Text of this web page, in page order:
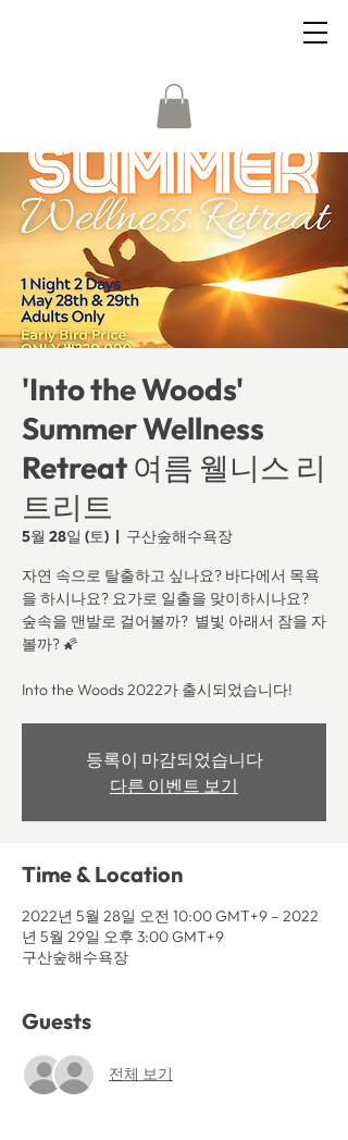
'Into the Woods'
Summer Wellness
Retreat 여름 웰니스 리
트리트
5월 28일 (토)
  |
구산숲해수욕장
자연 속으로 탈출하고 싶나요? 바다에서 목욕
을 하시나요? 요가로 일출을 맞이하시나요?
숲속을 맨발로 걸어볼까? 별빛 아래서 잠을 자
볼까? 🌠
Into the Woods 2022가 출시되었습니다!
등록이 마감되었습니다
다른 이벤트 보기
Time & Location
2022년 5월 28일 오전 10:00 GMT+9 – 2022
년 5월 29일 오후 3:00 GMT+9
구산숲해수욕장
Guests
전체 보기